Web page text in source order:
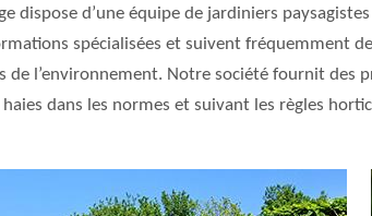
dispose d’une équipe de jardiniers
spécialisées et suivent fréquemment
de l’environnement. Notre société fournit
dans les normes et suivant les règles